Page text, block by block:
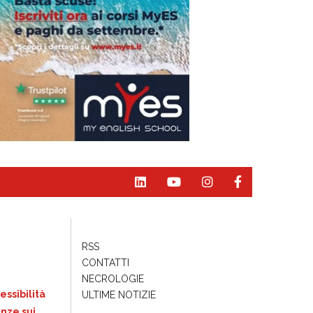
RSS
CONTATTI
NECROLOGIE
ULTIME NOTIZIE